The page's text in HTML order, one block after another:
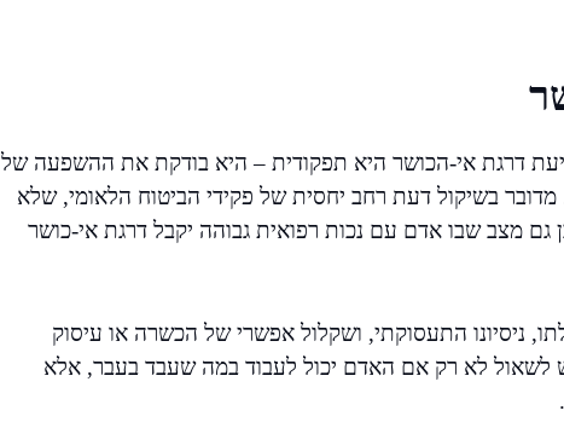
דרגת אי-הכושר היא תפקודית – היא בודקת את ההשפעה של
בשיקול דעת רחב יחסית של פקידי הביטוח הלאומי, שלא
גם מצב שבו אדם עם נכות רפואית גבוהה יקבל דרגת אי-כושר
ניסיונו התעסוקתי, ושקלול אפשרי של הכשרה או עיסוק
לשאול לא רק אם האדם יכול לעבוד במה שעבד בעבר, אלא